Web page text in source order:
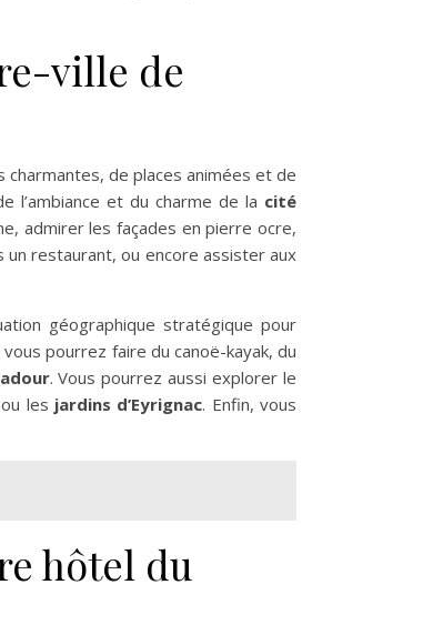
ville de
de places animées et de
l’ambiance et du charme de la cité
admirer les façades en pierre ocre,
un restaurant, ou encore assister aux
géographique stratégique pour
vous pourrez faire du canoë-kayak, du
. Vous pourrez aussi explorer le
ou les jardins d’Eyrignac. Enfin, vous
hôtel du